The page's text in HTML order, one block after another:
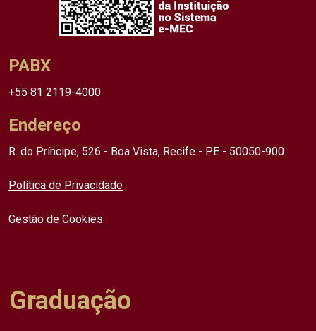
PABX
+55 81 2119-4000
Endereço
R. do Príncipe, 526 - Boa Vista, Recife - PE - 50050-900
Política de Privacidade
Gestão de Cookies
Graduação